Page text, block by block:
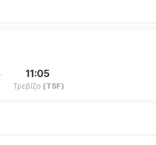
11:05
Τρεβίζο (TSF)